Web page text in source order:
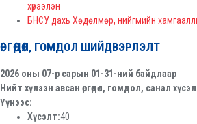
хүрээлэн
БНСУ дахь Хөдөлмөр, нийгмийн
ӨРГӨДӨЛ, ГОМДОЛ ШИЙДВЭРЛЭЛТ
2026 оны 07-р сарын 01-31-ний байдлаар
Нийт хүлээн авсан өргөдөл, гомдол, санал
Үүнээс:
Хүсэлт:40